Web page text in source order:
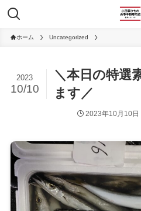
ホーム Uncategorized
＼本日の特選
ます／
2023
10/10
2023年10月10日